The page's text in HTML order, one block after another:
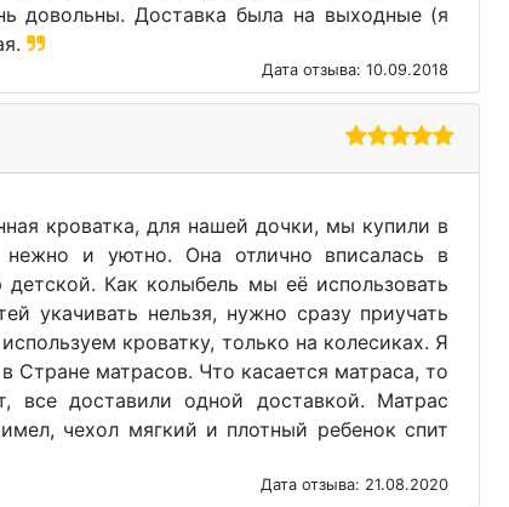
довольны. Доставка была на выходные (я
Дата отзыва: 10.09.2018
кроватка, для нашей дочки, мы купили в
нежно и уютно. Она отлично вписалась в
детской. Как колыбель мы её использовать
укачивать нельзя, нужно сразу приучать
кроватку, только на колесиках. Я
Стране матрасов. Что касается матраса, то
все доставили одной доставкой. Матрас
чехол мягкий и плотный ребенок спит
Дата отзыва: 21.08.2020